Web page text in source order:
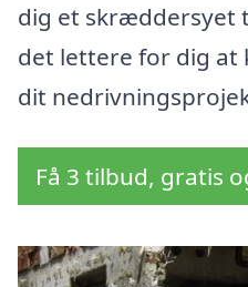
dig et skræddersyet
det lettere for dig at
dit
Få 3 tilbud, gratis